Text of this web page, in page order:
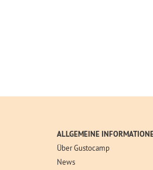
ALLGEMEINE
Über Gustocamp
News